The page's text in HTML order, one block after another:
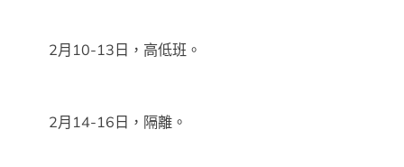
2月10-13日，高低班。
2月14-16日，隔離。